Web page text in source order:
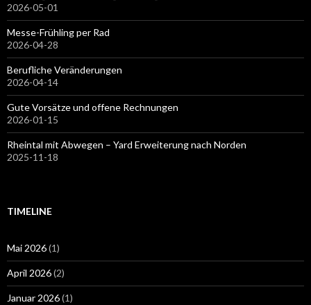
2026-05-01
Messe-Frühling per Rad
2026-04-28
Berufliche Veränderungen
2026-04-14
Gute Vorsätze und offene Rechnungen
2026-01-15
Rheintal mit Abwegen – Yard Erweiterung nach Norden
2025-11-18
TIMELINE
Mai 2026(1)
April 2026(2)
Januar 2026(1)